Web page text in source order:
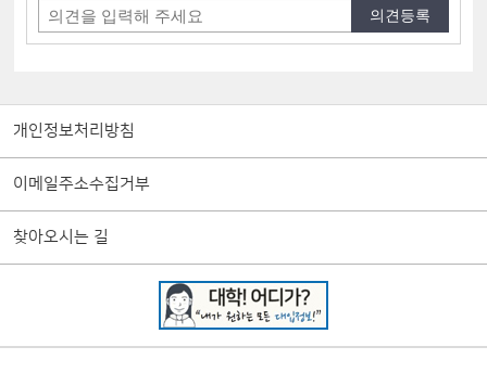
개인정보처리방침
이메일주소수집거부
찾아오시는 길